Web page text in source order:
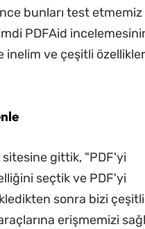
bunları test etmemiz
PDFAid
inelim ve çeşitli
sitesine gittik, "PDF'yi
seçtik ve PDF'yi
sonra bizi çeşitli
erişmemizi